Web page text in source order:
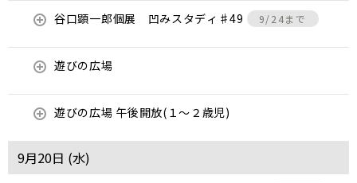
谷口顕一郎個展 凹みスタディ♯49 9/24まで
遊びの広場
遊びの広場 午後開放(１～２歳児)
9月20日 (水)